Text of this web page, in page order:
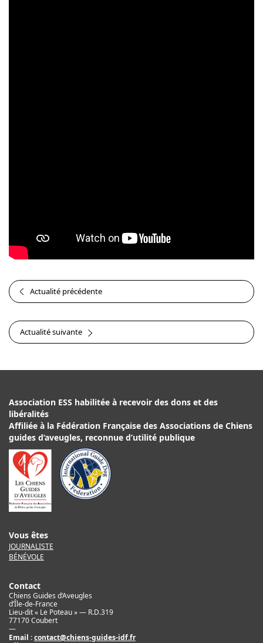
Actualité précédente
Actualité suivante
Association ESS habilitée à recevoir des dons et des
libéralités
Affiliée à la Fédération Française des Associations de Chiens
guides d’aveugles, reconnue d’utilité publique
Vous êtes
JOURNALISTE
BÉNÉVOLE
Contact
Chiens Guides d’Aveugles
d’Île-de-France
Lieu-dit « Le Poteau » — R.D.319
77170 Coubert
—
Email :contact@chiens-guides-idf.fr